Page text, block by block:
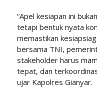
“Apel kesiapan ini
tetapi bentuk nyata
memastikan
bersama TNI,
stakeholder harus
tepat, dan
ujar Kapolres Gianyar.